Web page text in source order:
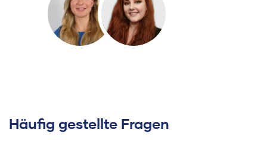
Häufig gestellte Fragen